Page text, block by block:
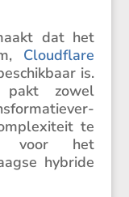
dat het
Cloud­flare
is.
pakt zowel
te
voor het
hybride